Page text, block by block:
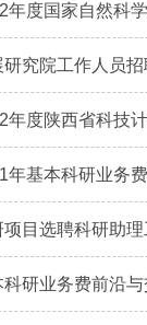
年度国家自然科
究院工作人员
年度陕西省科技
年基本科研业务
目选聘科研助
研业务费前沿